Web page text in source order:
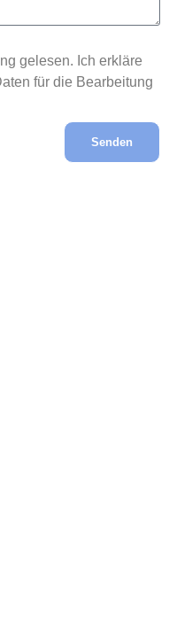
gelesen. Ich erkläre
für die Bearbeitung
Senden